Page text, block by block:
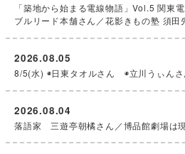
「築地から始まる電線物語」Vol.5 関東
ブルリード本舗さん／花影きもの塾 須田
8/5(水) ◉日東タオルさん ◉立川うぃんさ
2026.08.05
落語家 三遊亭朝橘さん／博品館劇場は
2026.08.04